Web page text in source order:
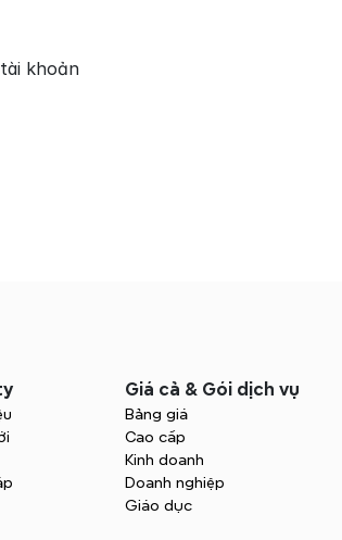
khoản
Giá cả & Gói dịch vụ
Bảng giá
Cao cấp
Kinh doanh
Doanh nghiệp
Giáo dục